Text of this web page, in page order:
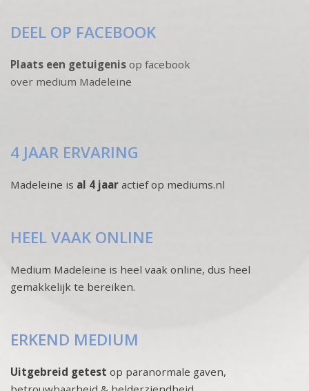
DEEL OP FACEBOOK
Plaats een getuigenis op facebook
over medium Madeleine
4 JAAR ERVARING
Madeleine is al 4 jaar actief op mediums.nl
HEEL VAAK ONLINE
Medium Madeleine is heel vaak online, dus heel
gemakkelijk te bereiken.
ERKEND MEDIUM
Uitgebreid getest op paranormale gaven,